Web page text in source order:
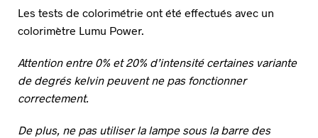
Les tests de colorimétrie ont été effectués avec un
colorimètre Lumu Power.
Attention entre 0% et 20% d’intensité certaines variante
de degrés kelvin peuvent ne pas fonctionner
correctement.
De plus, ne pas utiliser la lampe sous la barre des